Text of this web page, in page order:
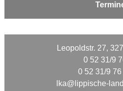
Leopoldstr. 27,
0 52 31/9
0 52 31/9
lka@lippische-